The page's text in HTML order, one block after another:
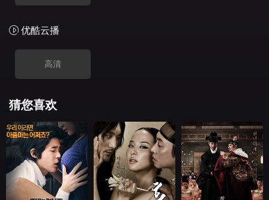
优酷云播
高清
猜您喜欢